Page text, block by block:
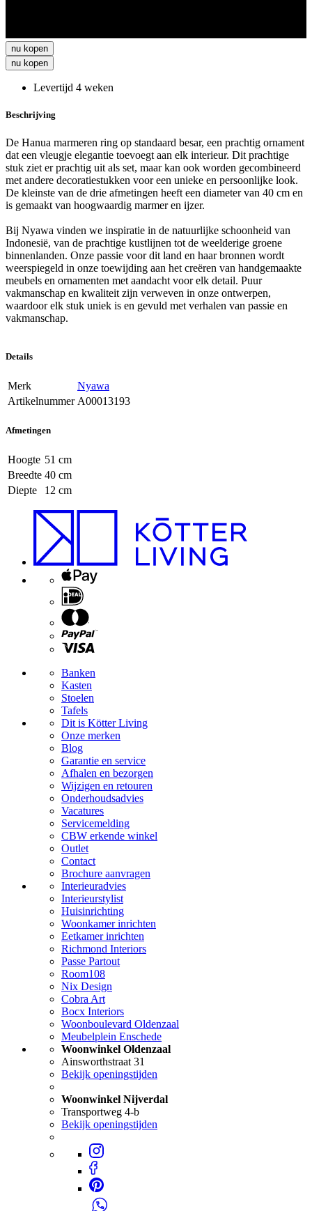
nu kopen
nu kopen
Levertijd 4 weken
Beschrijving
De Hanua marmeren ring op standaard besar, een prachtig ornament
dat een vleugje elegantie toevoegt aan elk interieur. Dit prachtige
stuk ziet er prachtig uit als set, maar kan ook worden gecombineerd
met andere decoratiestukken voor een unieke en persoonlijke look.
De kleinste van de drie afmetingen heeft een diameter van 40 cm en
is gemaakt van hoogwaardig marmer en ijzer.
Bij Nyawa vinden we inspiratie in de natuurlijke schoonheid van
Indonesië, van de prachtige kustlijnen tot de weelderige groene
binnenlanden. Onze passie voor dit land en haar bronnen wordt
weerspiegeld in onze toewijding aan het creëren van handgemaakte
meubels en ornamenten met aandacht voor elk detail. Puur
vakmanschap en kwaliteit zijn verweven in onze ontwerpen,
waardoor elk stuk uniek is en gevuld met verhalen van passie en
vakmanschap.
Details
Merk
Nyawa
Artikelnummer A00013193
Afmetingen
Hoogte 51 cm
Breedte 40 cm
Diepte
12 cm
Banken
Kasten
Stoelen
Tafels
Dit is Kötter Living
Onze merken
Blog
Garantie en service
Afhalen en bezorgen
Wijzigen en retouren
Onderhoudsadvies
Vacatures
Servicemelding
CBW erkende winkel
Outlet
Contact
Brochure aanvragen
Interieuradvies
Interieurstylist
Huisinrichting
Woonkamer inrichten
Eetkamer inrichten
Richmond Interiors
Passe Partout
Room108
Nix Design
Cobra Art
Bocx Interiors
Woonboulevard Oldenzaal
Meubelplein Enschede
Woonwinkel Oldenzaal
Ainsworthstraat 31
Bekijk openingstijden
Woonwinkel Nijverdal
Transportweg 4-b
Bekijk openingstijden